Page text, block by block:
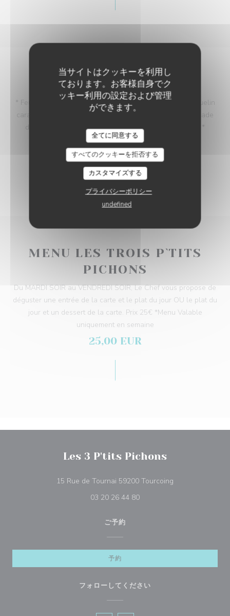
当サイトはクッキーを利用し
ております。お客様自身でク
ッキー利用の設定および管理
ができます。
全てに同意する
すべてのクッキーを拒否する
カスタマイズする
プライバシーポリシー
undefined
DESSERTS
* Feuillantine chocolat, purée d’orange -9€ * Choux craquelin
caramel beurre salé -9€ * Tarte fine aux figues -9€ * Salade
d’agrumes au miel -9€ * Tarte citron destructurée -9€ *
Entremet au café -9€ * Café gourmand -9€
MENU LES TROIS P`TITS
PICHONS
Du MARDI SOIR au VENDREDI SOIR, Le Chef vous propose de
déguster une entrée de la carte et le plat du jour OU le plat du
jour et un dessert de la carte. Prix 25€ *Menu Valable
uniquement en semaine
25,00 EUR
Les 3 P'tits Pichons
15 Rue de Tournai 59200 Tourcoing
03 20 26 44 80
ご予約
予約
フォローしてください
LES 3 P'TITS PICHONS